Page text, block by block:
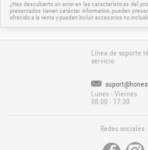
¿Has descubierto un error en las características del
presentados tienen carácter informativo, pueden
ofrecido a la venta y pueden incluir accesorios no
Línea de soporte
servicio
Lunes - Viernes
08:00 - 17:30
Redes sociales